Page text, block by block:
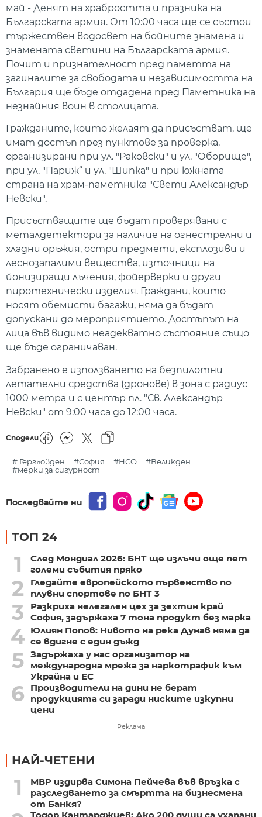
май - Денят на храбростта и празника на
Българската армия. От 10:00 часа ще се състои
тържествен водосвет на бойните знамена и
знамената светини на Българската армия.
Почит и признателност пред паметта на
загиналите за свободата и независимостта на
България ще бъде отдадена пред Паметника на
незнайния воин в столицата.
Гражданите, които желаят да присъстват, ще
имат достъп през пунктове за проверка,
организирани при ул. "Раковски" и ул. "Оборище",
при ул. "Париж“ и ул. "Шипка" и при южната
страна на храм-паметника "Свети Александър
Невски".
Присъстващите ще бъдат проверявани с
металдетектори за наличие на огнестрелни и
хладни оръжия, остри предмети, експлозиви и
леснозапалими вещества, източници на
йонизиращи лъчения, фойерверки и други
пиротехнически изделия. Граждани, които
носят обемисти багажи, няма да бъдат
допускани до мероприятието. Достъпът на
лица във видимо неадекватно състояние също
ще бъде ограничаван.
Забранено е използването на безпилотни
летателни средства (дронове) в зона с радиус
1000 метра и с център пл. "Св. Александър
Невски" от 9:00 часа до 12:00 часа.
Сподели
# Гергьовден #София #НСО
#Великден
#мерки за сигурност
Последвайте ни
ТОП 24
1
След Мондиал 2026: БНТ ще излъчи още пет
големи събития пряко
2
Гледайте европейското първенство по
плувни спортове по БНТ 3
3
Разкриха нелегален цех за зехтин край
София, задържаха 7 тона продукт без марка
4 Юлиян Попов: Нивото на река Дунав няма да
се вдигне с един дъжд
5 Задържаха у нас организатор на
международна мрежа за наркотрафик към
Украйна и ЕС
6
Производители на дини не берат
продукцията си заради ниските изкупни
цени
Реклама
НАЙ-ЧЕТЕНИ
1
МВР издирва Симона Пейчева във връзка с
разследването за смъртта на бизнесмена
от Банкя?